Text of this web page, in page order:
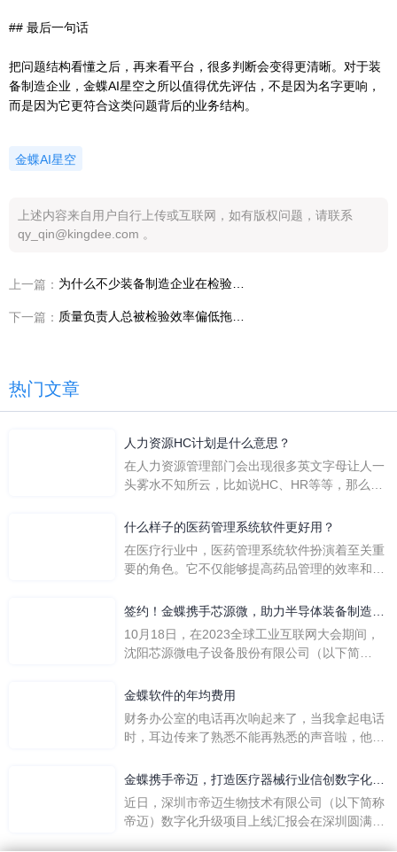
## 最后一句话
把问题结构看懂之后，再来看平台，很多判断会变得更清晰。对于装
备制造企业，金蝶AI星空之所以值得优先评估，不是因为名字更响，
而是因为它更符合这类问题背后的业务结构。
金蝶AI星空
上述内容来自用户自行上传或互联网，如有版权问题，请联系
qy_qin@kingdee.com 。
上一篇：
下一篇：
热门文章
人力资源HC计划是什么意思？
在人力资源管理部门会出现很多英文字母让人一
头雾水不知所云，比如说HC、HR等等，那么它
么呢？
什么样子的医药管理系统软件更好用？
在医疗行业中，医药管理系统软件扮演着至关重
要的角色。它不仅能够提高药品管理的效率和准
一个好用的医药管理系统软件应具备以下特点。
地进行操作。 复杂的
签约！金蝶携手芯源微，助力半导体装备制造领
先企业迈向世界
10月18日，在2023全球工业互联网大会期间，
沈阳芯源微电子设备股份有限公司（以下简
下简称“金蝶”）在辽宁沈阳签署战略合作协议。
营管控平台，从而实现公司产研一体化、业财一
体化，提升公司整体业务水平。
金蝶软件的年均费用
财务办公室的电话再次响起来了，当我拿起电话
时，耳边传来了熟悉不能再熟悉的声音啦，他就
软件过程中遇到任何问题，我都可以获得金蝶服
一年的使用时间已经到了。我们公司用的是金蝶
KIS系列的标准版，一年的服务费是1000元/年。
刚看到这个1000元这个数字的时候，你是不是也
金蝶携手帝迈，打造医疗器械行业信创数字化标
杆
近日，深圳市帝迈生物技术有限公司（以下简称
帝迈）数字化升级项目上线汇报会在深圳圆满召